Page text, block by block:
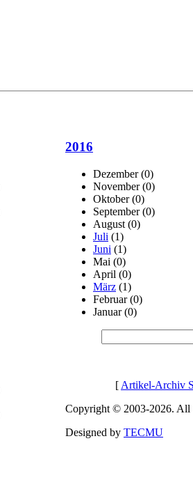
2016
Dezember(0)
November(0)
Oktober(0)
September(0)
August (0)
Juli (1)
Juni (1)
Mai (0)
April (0)
März (1)
Februar(0)
Januar(0)
[ Artikel-Archiv
Copyright © 2003-2026. All
Designed by TECMU